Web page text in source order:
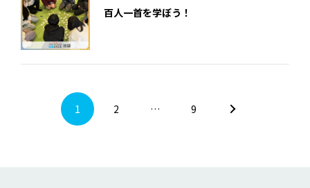
百人一首を学ぼう！
1 2 … 9